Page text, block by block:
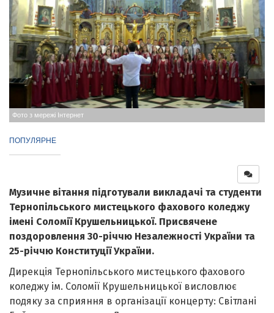
Фото з мережі Інтернет
ПОПУЛЯРНЕ
Музичне вітання підготували викладачі та студенти
Тернопільського мистецького фахового коледжу
імені Соломії Крушельницької. Присвячене
поздоровлення 30-річчю Незалежності України та
25-річчю Конституції України.
Дирекція Тернопільського мистецького фахового
коледжу ім. Соломії Крушельницької висловлює
подяку за сприяння в організації концерту: Світлані